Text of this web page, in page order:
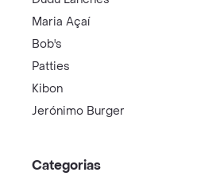
Maria Açaí
Bob's
Patties
Kibon
Jerónimo Burger
Categorias